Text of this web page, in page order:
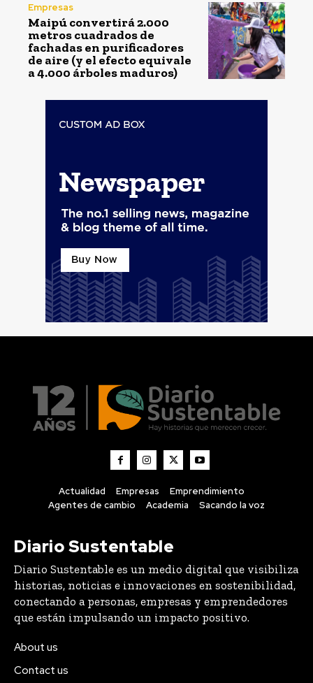
Empresas
Maipú convertirá 2.000
metros cuadrados de
fachadas en purificadores
de aire (y el efecto equivale
a 4.000 árboles maduros)
Actualidad Empresas
Emprendimiento
Agentes de cambio
Academia Sacando la voz
Diario Sustentable
Diario Sustentable es un medio digital que visibiliza
historias, noticias e innovaciones en sostenibilidad,
conectando a personas, empresas y emprendedores
que están impulsando un impacto positivo.
About us
Contact us